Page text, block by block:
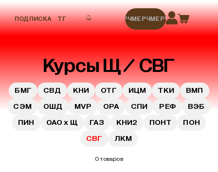
ПОДПИСКА ТГ МЕРЧМЕРЧМЕРЧМЕРЧМЕРЧ
Курсы Щ СВГ
БМГ СВД КНИ ОТГ ИЦМ ТКИ
ВМП
СЭМ
ОШД MVP ОРА СПИ РЕФ
ВЭБ
ПИН
ОАО х Щ ГАЗ КНИ2 ПОНТ
ПОН
СВГ
ЛКМ
0 товаров